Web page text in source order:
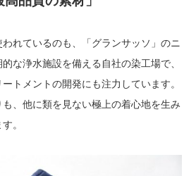
れているのも、「グランサッソ」のニ
な浄水施設を備える自社の染工場で、
トメントの開発にも注力しています。
、他に類を見ない極上の着心地を生み
。